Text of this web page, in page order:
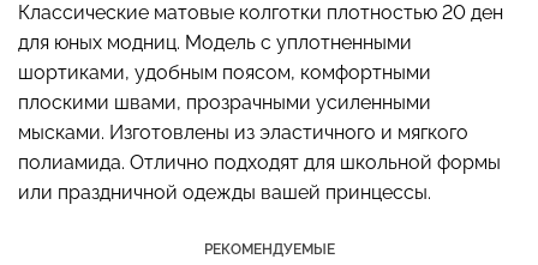
Классические матовые колготки плотностью 20 ден
для юных модниц. Модель с уплотненными
шортиками, удобным поясом, комфортными
плоскими швами, прозрачными усиленными
мысками. Изготовлены из эластичного и мягкого
полиамида. Отлично подходят для школьной формы
или праздничной одежды вашей принцессы.
РЕКОМЕНДУЕМЫЕ